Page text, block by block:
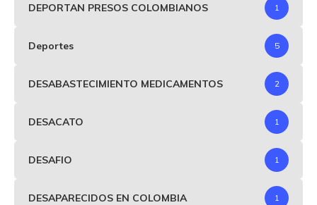
DEPORTAN PRESOS COLOMBIANOS 1
Deportes 5
DESABASTECIMIENTO MEDICAMENTOS 2
DESACATO 1
DESAFIO 1
DESAPARECIDOS EN COLOMBIA 1